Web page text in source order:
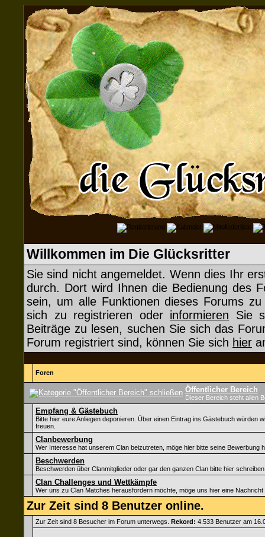
Willkommen im Die Glücksritter
Sie sind nicht angemeldet. Wenn dies Ihr
durch. Dort wird Ihnen die Bedienung des
sein, um alle Funktionen dieses Forums
sich zu registrieren oder informieren Sie
Beiträge zu lesen, suchen Sie sich das
Forum registriert sind, können Sie sich hier
Foren
Öffentlicher Bereich
Dieser Bereich steht allen
Empfang & Gästebuch
Bitte hier eure Anliegen deponieren. Über einen Eintrag ins Gästebuch würden
freuen.
Clanbewerbung
Wer Interesse hat unserem Clan beizutreten, möge hier bitte seine Bewerbung
Beschwerden
Beschwerden über Clanmitglieder oder gar den ganzen Clan bitte hier
Clan Challenges und Wettkämpfe
Wer uns zu Clan Matches herausfordern möchte, möge uns hier eine Nachricht
Zur Zeit sind 8 Benutzer online.
Zur Zeit sind 8 Besucher im Forum unterwegs. Rekord: 4.533 Benutzer am